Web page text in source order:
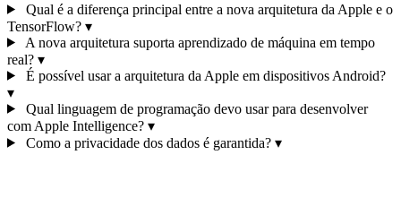
Qual é a diferença principal entre a nova arquitetura da Apple e o
TensorFlow? ▾
A nova arquitetura suporta aprendizado de máquina em tempo
real? ▾
É possível usar a arquitetura da Apple em dispositivos Android?
▾
Qual linguagem de programação devo usar para desenvolver
com Apple Intelligence? ▾
Como a privacidade dos dados é garantida? ▾